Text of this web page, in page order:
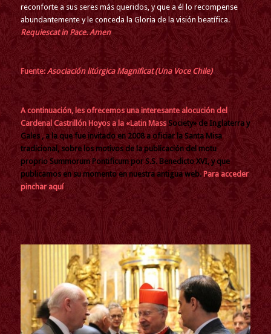
reconforte a sus seres más queridos, y que a él lo recompense
abundantemente y le conceda la Gloria de la visión beatífica.
Requiescat in Pace. Amen
Fuente: Asociación litúrgica Magnificat (Una Voce Chile)
A continuación, les ofrecemos una interesante alocución del
Cardenal Castrillón Hoyos a la «Latin Mass Society» de Inglaterra y
Gales , a la que fue invitado en 2008 a oficiar la Santa Misa
tradicional, sobre los motivos de la publicación del motu
proprio Summorum Pontificum por S.S. Benedicto XVI, y que
publicamos en su momento en nuestra antigua web. Para acceder
pinchar aquí